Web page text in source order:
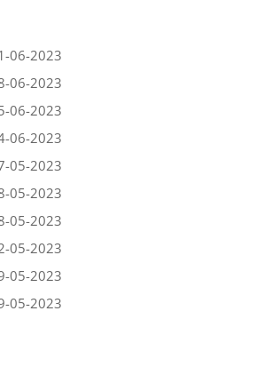
06-2023
06-2023
06-2023
06-2023
05-2023
05-2023
05-2023
05-2023
05-2023
05-2023